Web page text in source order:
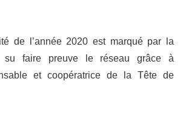
de l’année 2020 est marqué par la
su faire preuve le réseau grâce à
et coopératrice de la Tête de